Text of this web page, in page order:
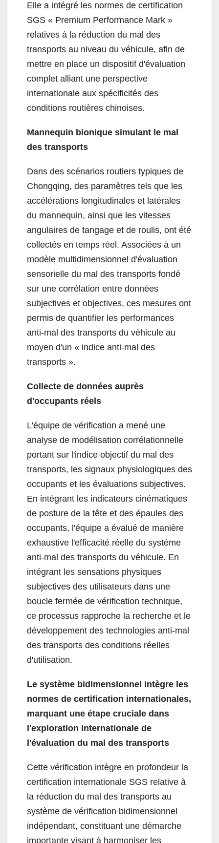
Elle a intégré les normes de certification
SGS « Premium Performance Mark »
relatives à la réduction du mal des
transports au niveau du véhicule, afin de
mettre en place un dispositif d'évaluation
complet alliant une perspective
internationale aux spécificités des
conditions routières chinoises.
Mannequin bionique simulant le mal
des transports
Dans des scénarios routiers typiques de
Chongqing, des paramètres tels que les
accélérations longitudinales et latérales
du mannequin, ainsi que les vitesses
angulaires de tangage et de roulis, ont été
collectés en temps réel. Associées à un
modèle multidimensionnel d'évaluation
sensorielle du mal des transports fondé
sur une corrélation entre données
subjectives et objectives, ces mesures ont
permis de quantifier les performances
anti-mal des transports du véhicule au
moyen d'un « indice anti-mal des
transports ».
Collecte de données auprès
d'occupants réels
L'équipe de vérification a mené une
analyse de modélisation corrélationnelle
portant sur l'indice objectif du mal des
transports, les signaux physiologiques des
occupants et les évaluations subjectives.
En intégrant les indicateurs cinématiques
de posture de la tête et des épaules des
occupants, l'équipe a évalué de manière
exhaustive l'efficacité réelle du système
anti-mal des transports du véhicule. En
intégrant les sensations physiques
subjectives des utilisateurs dans une
boucle fermée de vérification technique,
ce processus rapproche la recherche et le
développement des technologies anti-mal
des transports des conditions réelles
d'utilisation.
Le système bidimensionnel intègre les
normes de certification internationales,
marquant une étape cruciale dans
l'exploration internationale de
l'évaluation du mal des transports
Cette vérification intègre en profondeur la
certification internationale SGS relative à
la réduction du mal des transports au
système de vérification bidimensionnel
indépendant, constituant une démarche
importante visant à harmoniser les